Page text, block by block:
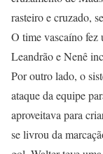
rasteiro e cruzado,
O time vascaíno
Leandrão e Nenê
Por outro lado, o
ataque da equipe
aproveitava para
se livrou da